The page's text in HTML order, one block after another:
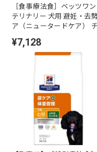
［食事療法食］ベッツワ
テリナリー 犬用 避妊・去
ア（ニュータードケア）
¥7,128